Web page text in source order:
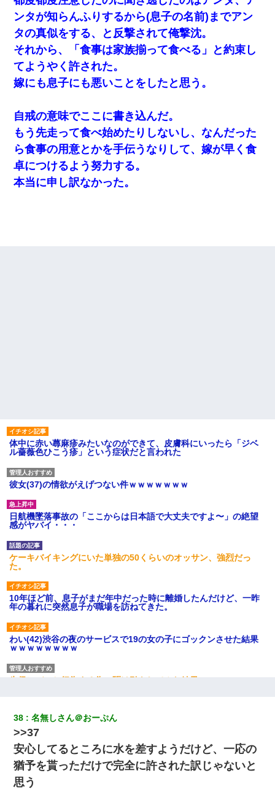
ンタが知らんふりするから(息子の名前)までアン
タの真似をする、と反撃されて俺撃沈。
それから、「食事は家族揃って食べる」と約束し
てようやく許された。
嫁にも息子にも悪いことをしたと思う。
自戒の意味でここに書き込んだ。
もう先走って食べ始めたりしないし、なんだった
ら食事の用意とかを手伝うなりして、嫁が早く食
卓につけるよう努力する。
本当に申し訳なかった。
体中に赤い蕁麻疹みたいなのができて、皮膚科にいったら「ジベ
ル薔薇色ひこう疹」という症状だと言われた
彼女(37)の情欲がえげつない件ｗｗｗｗｗｗｗ
日航機墜落事故の「ここからは日本語で大丈夫ですよ〜」の絶望
感がヤバイ・・・
ケーキバイキングにいた単独の50くらいのオッサン、強烈だっ
た。
10年ほど前、息子がまだ年中だった時に離婚したんだけど、一昨
年の暮れに突然息子が職場を訪ねてきた。
わい(42)渋谷の夜のサービスで19の女の子にゴックンさせた結果
ｗｗｗｗｗｗｗｗ
生保レディと行為する為に駆け引きしてみた結果ｗｗｗｗｗｗｗ
３２歳俺「ずっと好きでした！！付き合って下さい！」 ２５歳
彼女「うん！！絶対幸せになろうね！！！！」 → ７年後ｗｗ
ｗｗｗ
【修羅場】彼女親「カスな家柄のヤツなんかと家族になるのはご
めんだ」俺「じゃあ別れます…」→ 彼女「なんで言い返してくれ
なかったの？（泣」
38 名無しさん＠おーぷん
>>37
安心してるところに水を差すようだけど、一応の
猶予を貰っただけで完全に許された訳じゃないと
思う